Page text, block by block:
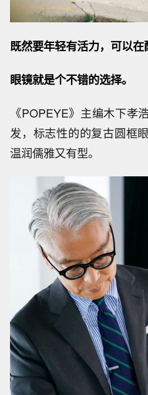
既然要年轻有活力，可以在
眼镜就是个不错的选择。
《POPEYE》主编木下孝
发，标志性的的复古圆框
温润儒雅又有型。